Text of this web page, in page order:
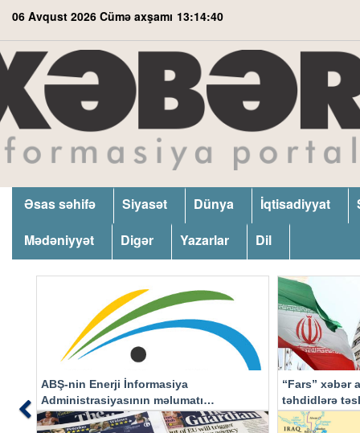
06 Avqust 2026 Cümə axşamı 13:14:41
Əsas səhifə Siyasət Dünya İqtisadiyyat
Mədəniyyət
Digər Yazarlar Dil
ABŞ-nin Enerji İnformasiya
Administrasiyasının məlumatı
əsasında…
“Fars” xəbər
təhdidlərə
Previous